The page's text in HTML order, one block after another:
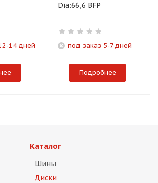
14 дней
Dia:66,6 BFP
под заказ 5-7 дней
Подробнее
Каталог
Шины
Диски